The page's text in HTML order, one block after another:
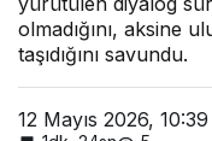
olmadığını, aksine
taşıdığını savundu.
12 Mayıs 2026, 10:39